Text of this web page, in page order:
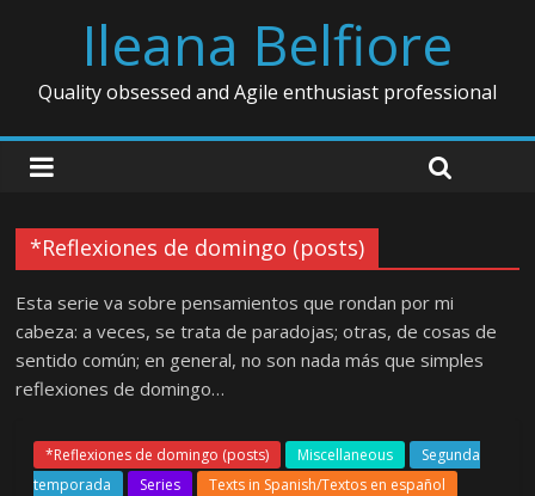
Ileana Belfiore
Quality obsessed and Agile enthusiast professional
*Reflexiones de domingo (posts)
Esta serie va sobre pensamientos que rondan por mi
cabeza: a veces, se trata de paradojas; otras, de cosas de
sentido común; en general, no son nada más que simples
reflexiones de domingo…
*Reflexiones de domingo (posts) Miscellaneous
Segunda
temporada
Series Texts in Spanish/Textos en español